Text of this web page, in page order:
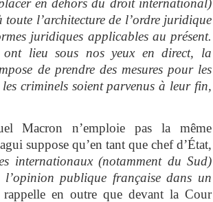
en dehors du droit international)
toute l’architecture de l’ordre juridique
juridiques applicables au présent.
ont lieu sous nos yeux en direct, la
de prendre des mesures pour les
criminels soient parvenus à leur fin,
Macron n’emploie pas la même
suppose qu’en tant que chef d’État,
internationaux (notamment du Sud)
l’opinion publique française dans un
en outre que devant la Cour